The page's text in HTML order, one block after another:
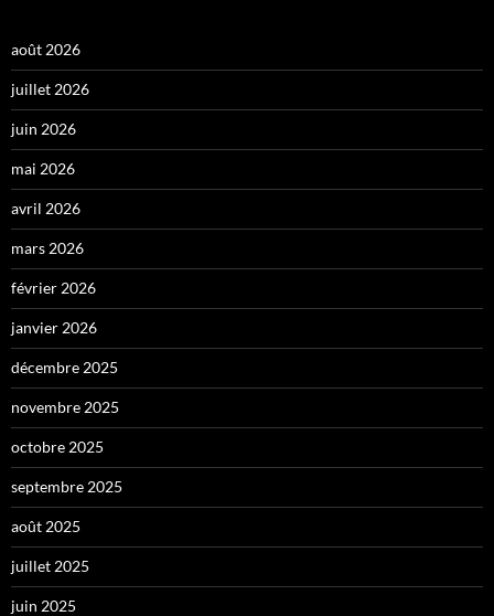
août 2026
juillet 2026
juin 2026
mai 2026
avril 2026
mars 2026
février 2026
janvier 2026
décembre 2025
novembre 2025
octobre 2025
septembre 2025
août 2025
juillet 2025
juin 2025